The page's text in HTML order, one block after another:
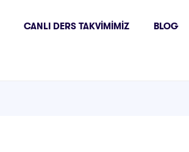
CANLI DERS TAKVIMIMIZ BLOG